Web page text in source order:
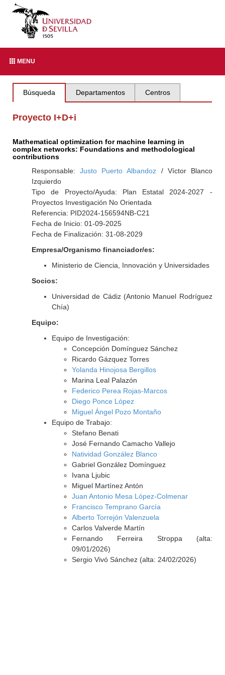
MENU
Búsqueda Departamentos Centros
Proyecto I+D+i
Mathematical optimization for machine learning in
complex networks: Foundations and methodological
contributions
Responsable:Justo Puerto Albandoz / Víctor Blanco
Izquierdo
Tipo de Proyecto/Ayuda: Plan Estatal 2024-2027 -
Proyectos Investigación No Orientada
Referencia: PID2024-156594NB-C21
Fecha de Inicio: 01-09-2025
Fecha de Finalización: 31-08-2029
Empresa/Organismo financiador/es:
Ministerio de Ciencia, Innovación y Universidades
Socios:
Universidad de Cádiz (Antonio Manuel Rodríguez
Chía)
Equipo:
Equipo de Investigación:
Concepción Domínguez Sánchez
Ricardo Gázquez Torres
Yolanda Hinojosa Bergillos
Marina Leal Palazón
Federico Perea Rojas-Marcos
Diego Ponce López
Miguel Ángel Pozo Montaño
Equipo de Trabajo:
Stefano Benati
José Fernando Camacho Vallejo
Natividad González Blanco
Gabriel González Domínguez
Ivana Ljubic
Miguel Martínez Antón
Juan Antonio Mesa López-Colmenar
Francisco Temprano García
Alberto Torrejón Valenzuela
Carlos Valverde Martín
Fernando Ferreira Stroppa (alta:
09/01/2026)
Sergio Vivó Sánchez (alta: 24/02/2026)